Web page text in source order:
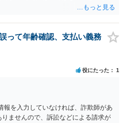
って年齢確認、支払い義務
役にたった 1
報を入力していなければ、詐欺師があ
ませんので、訴訟などによる請求が